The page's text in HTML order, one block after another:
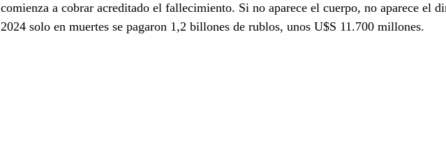
comienza a cobrar acreditado el fallecimiento. Si no aparece el cuerpo, no aparece el
2024 solo en muertes se pagaron 1,2 billones de rublos, unos U$S 11.700 millones.